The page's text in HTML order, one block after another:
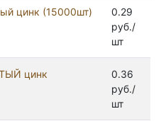
цинк (15000шт)
0.29
руб./
шт
цинк
0.36
руб./
шт